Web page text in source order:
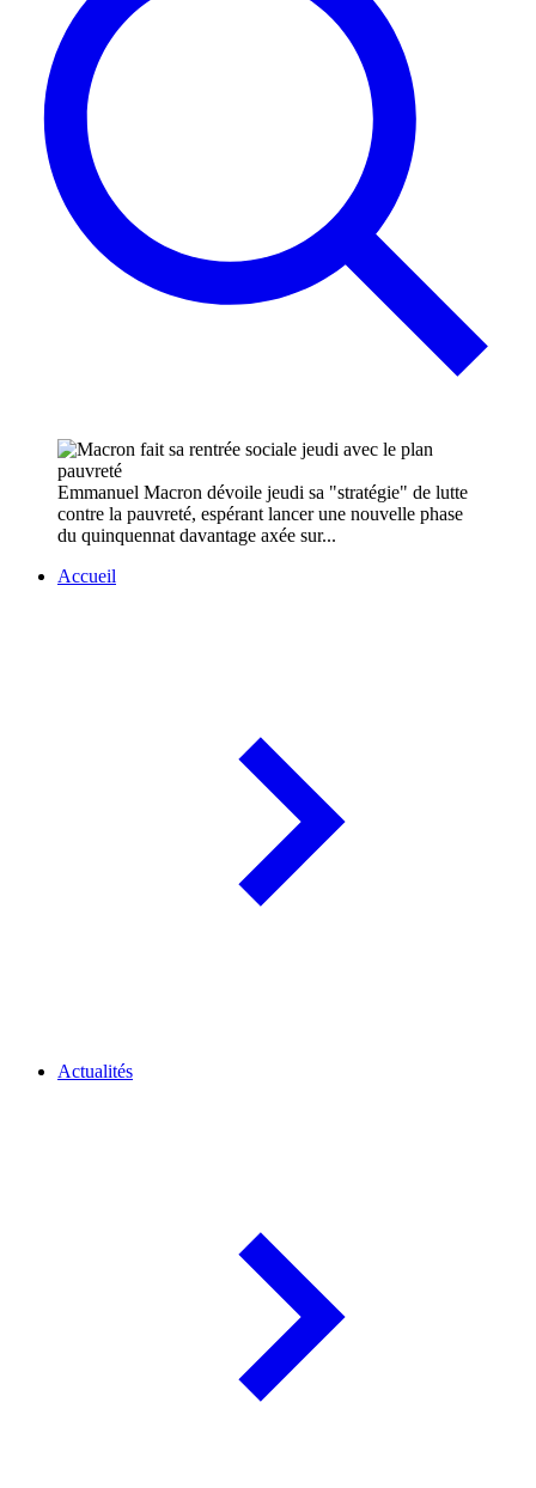
Emmanuel Macron dévoile jeudi sa "stratégie" de lutte
contre la pauvreté, espérant lancer une nouvelle phase
du quinquennat davantage axée sur...
Accueil
Actualités